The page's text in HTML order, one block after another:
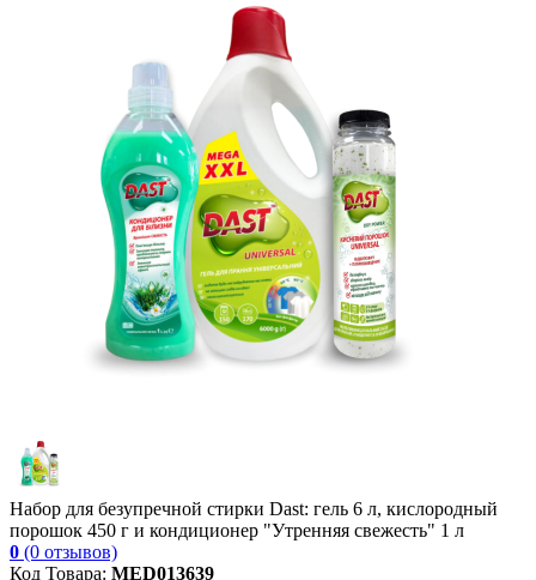
Набор для безупречной стирки Dast: гель 6 л, кислородный
порошок 450 г и кондиционер "Утренняя свежесть" 1 л
0 (0 отзывов)
Код Товара: MED013639